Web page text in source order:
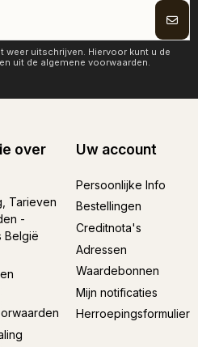
weer uitschrijven. Hiervoor kunt u de
uit de algemene voorwaarden.
over
Tarieven
-
België
Uw account
Persoonlijke Info
Bestellingen
Creditnota's
Adressen
Waardebonnen
Mijn notificaties
Herroepingsformulier